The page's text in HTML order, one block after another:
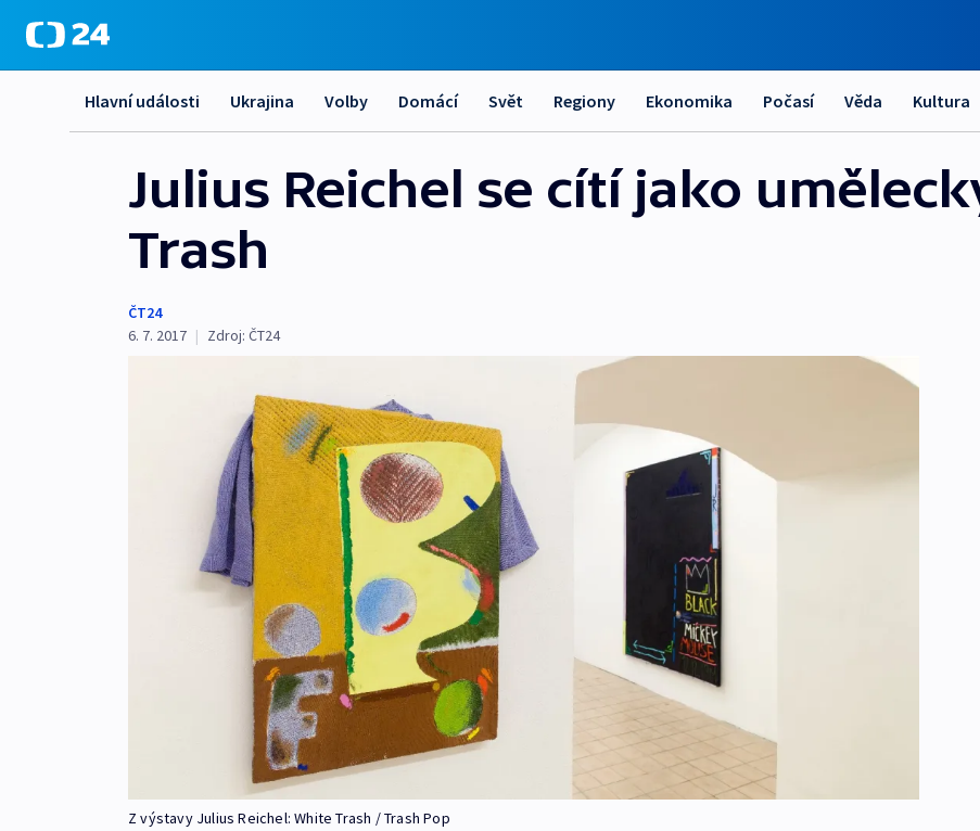
Hlavní události Ukrajina Volby Domácí Svět Regiony Ekonomika Počasí Věda Kultura
Julius Reichel se cítí jako
Trash
ČT24
6. 7. 2017 | Zdroj: ČT24
Z výstavy Julius Reichel: White Trash / Trash Pop